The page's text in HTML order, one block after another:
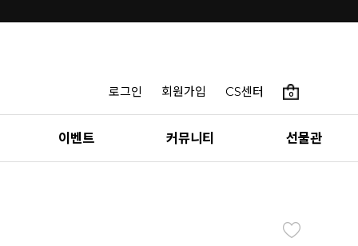
로그인 회원가입 CS센터 0
이벤트 커뮤니티 선물관